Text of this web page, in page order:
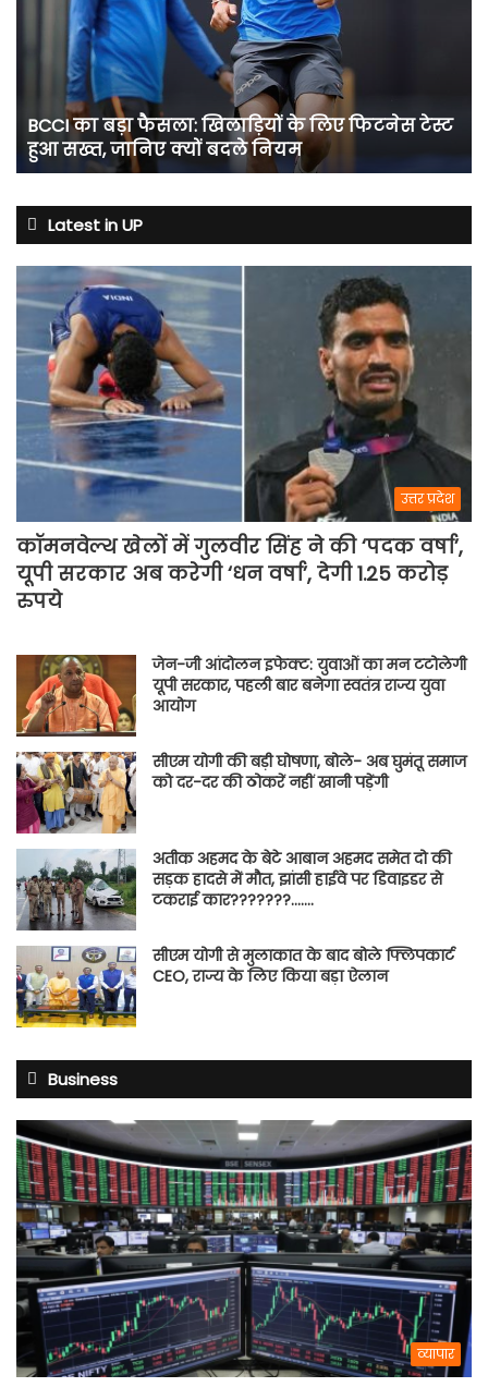
खिलाड़ियों
टेस्ट
हुआ
सख्त,
क्यों
बदले
नियम
BCCI का बड़ा फैसला: खिलाड़ियों के लिए फिटनेस टेस्ट
हुआ सख्त, जानिए क्यों बदले नियम
Latest in UP
उत्तर प्रदेश
कॉमनवेल्थ खेलों में गुलवीर सिंह ने की ‘पदक वर्षा’,
यूपी सरकार अब करेगी ‘धन वर्षा’, देगी 1.25 करोड़
रुपये
जेन-जी आंदोलन इफेक्ट: युवाओं का मन टटोलेगी
यूपी सरकार, पहली बार बनेगा स्वतंत्र राज्य युवा
आयोग
सीएम योगी की बड़ी घोषणा, बोले- अब घुमंतू समाज
को दर-दर की ठोकरें नहीं खानी पड़ेंगी
अतीक अहमद के बेटे आबान अहमद समेत दो की
सड़क हादसे में मौत, झांसी हाईवे पर डिवाइडर से
टकराई कार???????…….
सीएम योगी से मुलाकात के बाद बोले फ्लिपकार्ट
CEO, राज्य के लिए किया बड़ा ऐलान
Business
व्यापार